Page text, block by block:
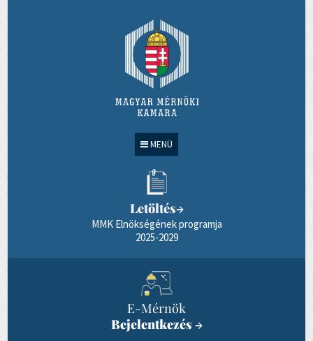
MENÜ
Letöltés→
MMK Elnökségének programja
2025-2029
E-Mérnök
Bejelentkezés →